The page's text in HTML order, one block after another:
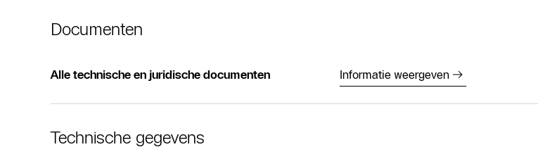
Documenten
Alle technische en juridische documenten Informatie weergeven
Technische gegevens